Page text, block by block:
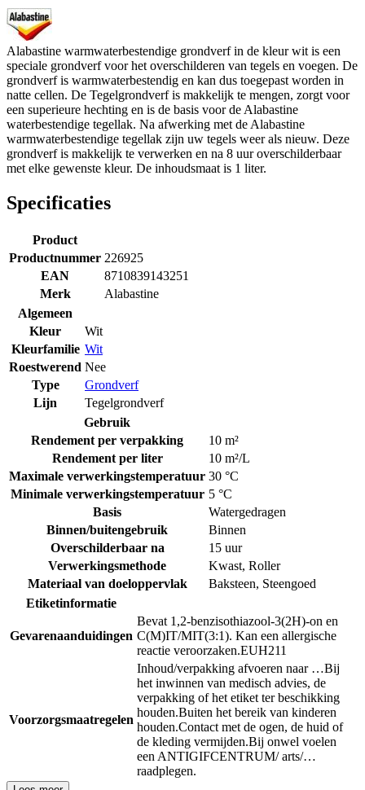
Alabastine warmwaterbestendige grondverf in de kleur wit is een
speciale grondverf voor het overschilderen van tegels en voegen. De
grondverf is warmwaterbestendig en kan dus toegepast worden in
natte cellen. De Tegelgrondverf is makkelijk te mengen, zorgt voor
een superieure hechting en is de basis voor de Alabastine
waterbestendige tegellak. Na afwerking met de Alabastine
warmwaterbestendige tegellak zijn uw tegels weer als nieuw. Deze
grondverf is makkelijk te verwerken en na 8 uur overschilderbaar
met elke gewenste kleur. De inhoudsmaat is 1 liter.
Specificaties
Product
Productnummer 226925
EAN
8710839143251
Merk
Alabastine
Algemeen
Kleur
Wit
Kleurfamilie Wit
Roestwerend Nee
Type
Grondverf
Lijn
Tegelgrondverf
Gebruik
Rendement per verpakking
10 m²
Rendement per liter
10 m²/L
Maximale verwerkingstemperatuur 30 °C
Minimale verwerkingstemperatuur 5 °C
Basis
Watergedragen
Binnen/buitengebruik
Binnen
Overschilderbaar na
15 uur
Verwerkingsmethode
Kwast, Roller
Materiaal van doeloppervlak
Baksteen, Steengoed
Etiketinformatie
Gevarenaanduidingen
Bevat 1,2-benzisothiazool-3(2H)-on en
C(M)IT/MIT(3:1). Kan een allergische
reactie veroorzaken.EUH211
Voorzorgsmaatregelen
Inhoud/verpakking afvoeren naar …Bij
het inwinnen van medisch advies, de
verpakking of het etiket ter beschikking
houden.Buiten het bereik van kinderen
houden.Contact met de ogen, de huid of
de kleding vermijden.Bij onwel voelen
een ANTIGIFCENTRUM/ arts/…
raadplegen.